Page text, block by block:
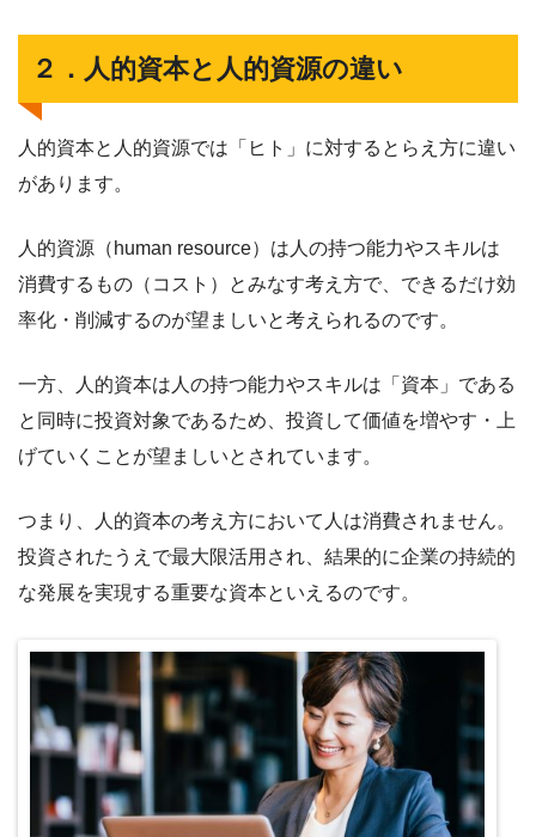
２．人的資本と人的資源の違い
人的資本と人的資源では「ヒト」に対するとらえ方に違い
があります。
人的資源（human resource）は人の持つ能力やスキルは
消費するもの（コスト）とみなす考え方で、できるだけ効
率化・削減するのが望ましいと考えられるのです。
一方、人的資本は人の持つ能力やスキルは「資本」である
と同時に投資対象であるため、投資して価値を増やす・上
げていくことが望ましいとされています。
つまり、人的資本の考え方において人は消費されません。
投資されたうえで最大限活用され、結果的に企業の持続的
な発展を実現する重要な資本といえるのです。